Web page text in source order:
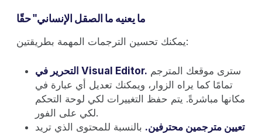
ما يعنيه ما الصقل الإنساني" حقًا
يمكنك تحسين الترجمات المهمة بطريقتين:
التحرير في Visual Editor.
تمامًا كما يراه الزوار، ويمكنك تعديل أي عبارة في
مكانها مباشرةً. يتم حفظ التغييرات لكي لوحة التحكم
لكي على الفور.
تعيين مترجمين محترفين. بالنسبة للمحتوى الذي تريد